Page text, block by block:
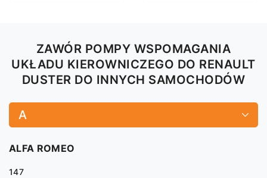
ZAWÓR POMPY WSPOMAGANIA
UKŁADU KIEROWNICZEGO DO RENAULT
DUSTER DO INNYCH SAMOCHODÓW
A
ALFA ROMEO
147